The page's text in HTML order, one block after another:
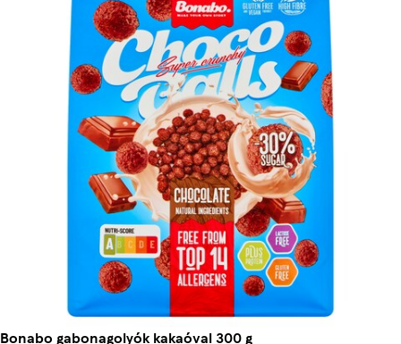
Bonabo gabonagolyók kakaóval 300 g